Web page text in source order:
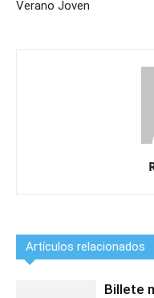
Verano Joven
Artículos relacionados
Billete